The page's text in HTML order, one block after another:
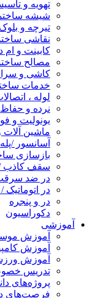
تهویه و
شیشه
تیرچه و بلوک
نقاشی
کابینت و
مصالح
کاشی و
خدمات
لوله ،
نرده و حفاظ
یونولیت و
ماشین آلات
آسانسور /
بازسازی
سقف کاذب /
در ضد
در
در و پنجره
دکوراسیون
آموزشی
آموزش
آموزش
آموزش
تدریس
پروژه‌های
فرصت‌های